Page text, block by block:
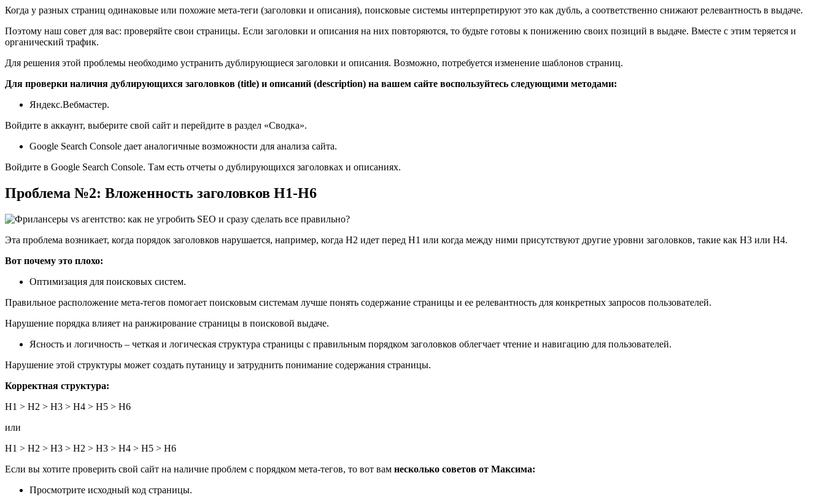
Когда у разных страниц одинаковые или похожие мета-теги (заголовки и описания), поисковые системы интерпретируют это как дубль, а соответственно снижают релевантность в выдаче.
Поэтому наш совет для вас: проверяйте свои страницы. Если заголовки и описания на них повторяются, то будьте готовы к понижению своих позиций в выдаче. Вместе с этим теряется и
органический трафик.
Для решения этой проблемы необходимо устранить дублирующиеся заголовки и описания. Возможно, потребуется изменение шаблонов страниц.
Для проверки наличия дублирующихся заголовков (title) и описаний (description) на вашем сайте воспользуйтесь следующими методами:
Яндекс.Вебмастер.
Войдите в аккаунт, выберите свой сайт и перейдите в раздел «Сводка».
Google Search Console дает аналогичные возможности для анализа сайта.
Войдите в Google Search Console. Там есть отчеты о дублирующихся заголовках и описаниях.
Проблема №2: Вложенность заголовков H1-H6
Эта проблема возникает, когда порядок заголовков нарушается, например, когда H2 идет перед H1 или когда между ними присутствуют другие уровни заголовков, такие как H3 или H4.
Вот почему это плохо:
Оптимизация для поисковых систем.
Правильное расположение мета-тегов помогает поисковым системам лучше понять содержание страницы и ее релевантность для конкретных запросов пользователей.
Нарушение порядка влияет на ранжирование страницы в поисковой выдаче.
Ясность и логичность ‒ четкая и логическая структура страницы с правильным порядком заголовков облегчает чтение и навигацию для пользователей.
Нарушение этой структуры может создать путаницу и затруднить понимание содержания страницы.
Корректная структура:
H1 > H2 > H3 > H4 > H5 > H6
или
H1 > H2 > H3 > H2 > H3 > H4 > H5 > H6
Если вы хотите проверить свой сайт на наличие проблем с порядком мета-тегов, то вот вам несколько советов от Максима:
Просмотрите исходный код страницы.